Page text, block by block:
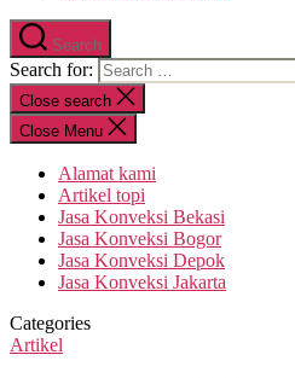
Search
Search for:
Close search
Close Menu
Alamat kami
Artikel topi
Jasa Konveksi Bekasi
Jasa Konveksi Bogor
Jasa Konveksi Depok
Jasa Konveksi Jakarta
Categories
Artikel